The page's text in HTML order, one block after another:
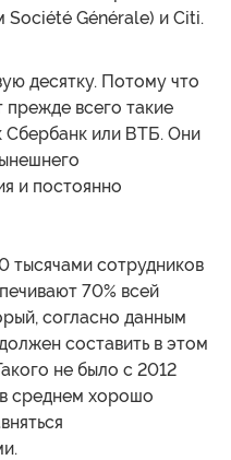
Société Générale) и Citi.
десятку. Потому что
всего такие
Сбербанк или ВТБ. Они
и постоянно
тысячами сотрудников
70% всей
согласно данным
составить в этом
не было с 2012
среднем хорошо